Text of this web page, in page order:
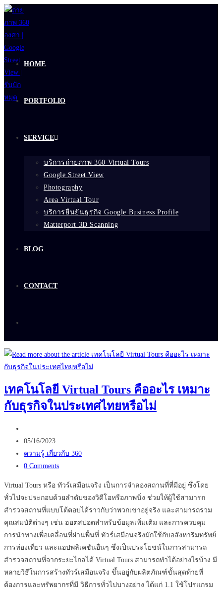
Skip
to
content
HOME
PORTFOLIO
SERVICE
บริการถ่ายภาพ 360 Virtual Tours
Google Street View
Photography
Area Virtual Tour
บริการยืนยันธุรกิจ Google Business Profile
Matterport 3D Scanning
BLOG
CONTACT
เทคโนโลยี Virtual Tours คืออะไร เหมาะ
กับธุรกิจในประเทศไทยหรือไม่
author:
Post
published:
05/16/2023
Post
category:
ความรู้ เกี่ยวกับ 360
Post
0 Comments
Virtual Tours หรือ ทัวร์เสมือนจริง เป็นการจำลองสถานที่ที่มีอยู่ ซึ่งโดย
ทั่วไปจะประกอบด้วยลำดับของวิดีโอหรือภาพนิ่ง ช่วยให้ผู้ใช้สามารถ
สำรวจสถานที่แบบโต้ตอบได้ราวกับว่าพวกเขาอยู่จริง และสามารถรวม
คุณสมบัติต่างๆ เช่น ฮอตสปอตสำหรับข้อมูลเพิ่มเติม และการควบคุม
การนำทางเพื่อเคลื่อนที่ผ่านพื้นที่ ทัวร์เสมือนจริงมักใช้กับอสังหาริมทรัพย์
การท่องเที่ยว และแอปพลิเคชันอื่นๆ ซึ่งเป็นประโยชน์ในการสามารถ
สำรวจสถานที่จากระยะไกลได้ Virtual Tours สามารถทำได้อย่างไรบ้าง มี
หลายวิธีในการสร้างทัวร์เสมือนจริง ขึ้นอยู่กับผลิตภัณฑ์ขั้นสุดท้ายที่
ต้องการและทรัพยากรที่มี วิธีการทั่วไปบางอย่าง ได้แก่ 1.1 ใช้โปรแกรม